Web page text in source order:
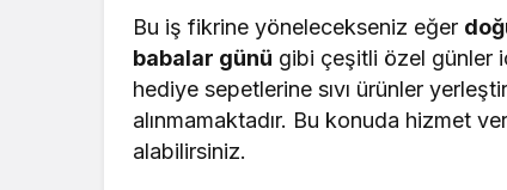
Bu iş fikrine yönelecekseniz eğer
babalar günü gibi çeşitli özel günler
hediye sepetlerine sıvı ürünler
alınmamaktadır. Bu konuda hizmet
alabilirsiniz.